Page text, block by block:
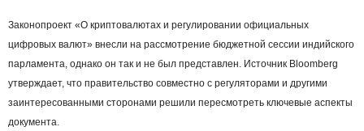
Законопроект «О криптовалютах и регулировании официальных
цифровых валют» внесли на рассмотрение бюджетной сессии индийского
парламента, однако он так и не был представлен. Источник Bloomberg
утверждает, что правительство совместно с регуляторами и другими
заинтересованными сторонами решили пересмотреть ключевые аспекты
документа.